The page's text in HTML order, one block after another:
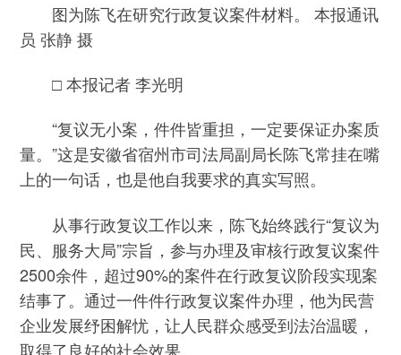
图为陈飞在研究行政复议案件材料。 本报通讯
员 张静 摄
□ 本报记者 李光明
“复议无小案，件件皆重担，一定要保证办案质
量。”这是安徽省宿州市司法局副局长陈飞常挂在嘴
上的一句话，也是他自我要求的真实写照。
从事行政复议工作以来，陈飞始终践行“复议为
民、服务大局”宗旨，参与办理及审核行政复议案件
2500余件，超过90%的案件在行政复议阶段实现案
结事了。通过一件件行政复议案件办理，他为民营
企业发展纾困解忧，让人民群众感受到法治温暖，
取得了良好的社会效果。